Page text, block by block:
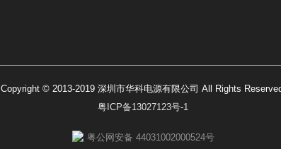
Copyright © 2013-2019 深圳市华科电源有限公司 All Rights
粤ICP备13027123号-1
粤公网安备 44031002000524号